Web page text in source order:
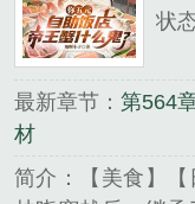
状
最新章节： 第564
材
简介：【美食】【